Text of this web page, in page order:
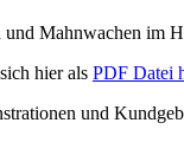
Mahnwachen im
hier als PDF Datei
und